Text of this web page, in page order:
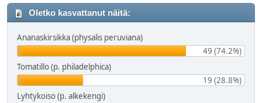
Oletko kasvattanut näitä:
Ananaskirsikka (physalis peruviana)
49 (74.2%)
Tomatillo (p. philadelphica)
19 (28.8%)
Lyhtykoiso (p. alkekengi)